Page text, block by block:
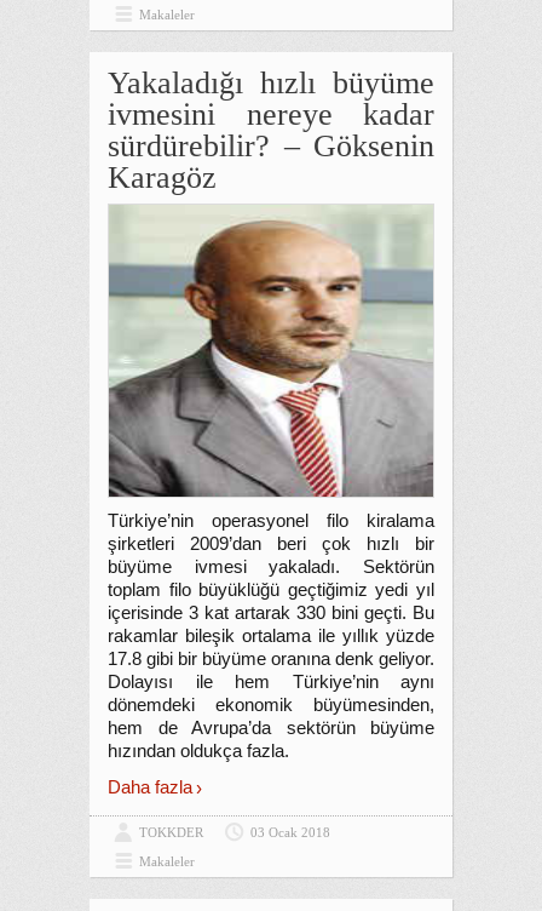
Makaleler
Yakaladığı hızlı büyüme
ivmesini nereye kadar
sürdürebilir? – Göksenin
Karagöz
Türkiye’nin operasyonel filo kiralama
şirketleri 2009’dan beri çok hızlı bir
büyüme ivmesi yakaladı. Sektörün
toplam filo büyüklüğü geçtiğimiz yedi yıl
içerisinde 3 kat artarak 330 bini geçti. Bu
rakamlar bileşik ortalama ile yıllık yüzde
17.8 gibi bir büyüme oranına denk geliyor.
Dolayısı ile hem Türkiye’nin aynı
dönemdeki ekonomik büyümesinden,
hem de Avrupa’da sektörün büyüme
hızından oldukça fazla.
Daha fazla
TOKKDER
03 Ocak 2018
Makaleler